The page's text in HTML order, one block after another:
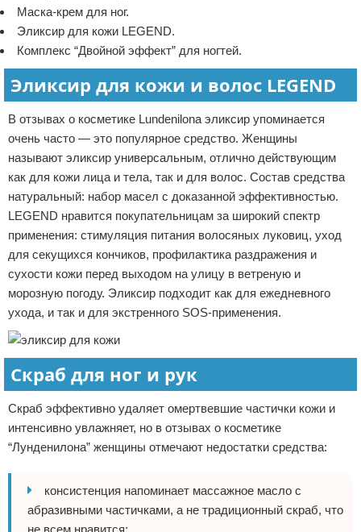
Маска-крем для ног.
Эликсир для кожи LEGEND.
Комплекс “Двойной эффект” для ногтей.
Эликсир для кожи и волос LEGEND
В отзывах о косметике Lundenilona эликсир упоминается
очень часто — это популярное средство. Женщины
называют эликсир универсальным, отлично действующим
как для кожи лица и тела, так и для волос. Состав средства
натуральный: набор масел с доказанной эффективностью.
LEGEND нравится покупательницам за широкий спектр
применения: стимуляция питания волосяных луковиц, уход
для секущихся кончиков, профилактика раздражения и
сухости кожи перед выходом на улицу в ветреную и
морозную погоду. Эликсир подходит как для ежедневного
ухода, и так и для экстренного SOS-применения.
Скраб для ног и рук
Скраб эффективно удаляет омертвевшие частички кожи и
интенсивно увлажняет, но в отзывах о косметике
“Лунденилона” женщины отмечают недостатки средства:
консистенция напоминает массажное масло с
абразивными частичками, а не традиционный скраб, что
не всем нравится;